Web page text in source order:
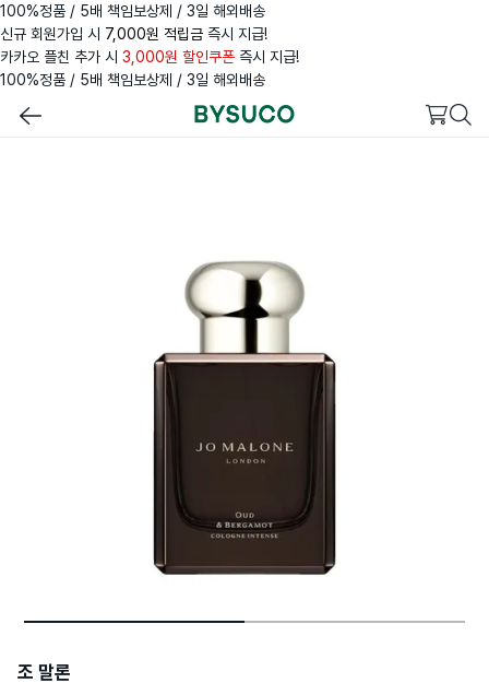
100%정품 / 5배 책임보상제 / 3일 해외배송
신규 회원가입 시 7,000원 적립금 즉시 지급!
카카오 플친 추가 시 3,000원 할인쿠폰 즉시 지급!
100%정품 / 5배 책임보상제 / 3일 해외배송
조 말론